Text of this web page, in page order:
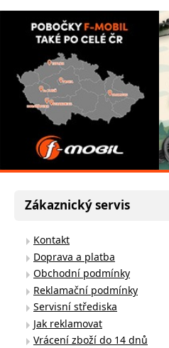
Zákaznický servis
Kontakt
Doprava a platba
Obchodní podmínky
Reklamační podmínky
Servisní střediska
Jak reklamovat
Vrácení zboží do 14 dnů